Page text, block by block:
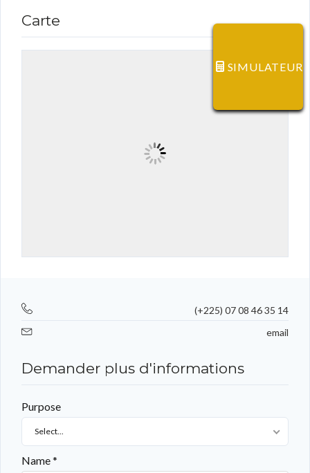
Carte
(+225) 07 08 46 35 14
email
Demander plus d'informations
Purpose
Select...
Name *
SIMULATEUR